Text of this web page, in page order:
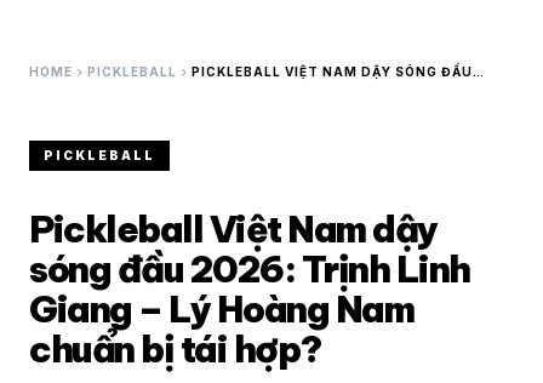
HOME chevron_right PICKLEBALL chevron_right PICKLEBALL VIỆT NAM DẬY SÓNG ĐẦU
PICKLEBALL
Pickleball Việt Nam dậy
sóng đầu 2026: Trịnh Linh
Giang – Lý Hoàng Nam
chuẩn bị tái hợp?